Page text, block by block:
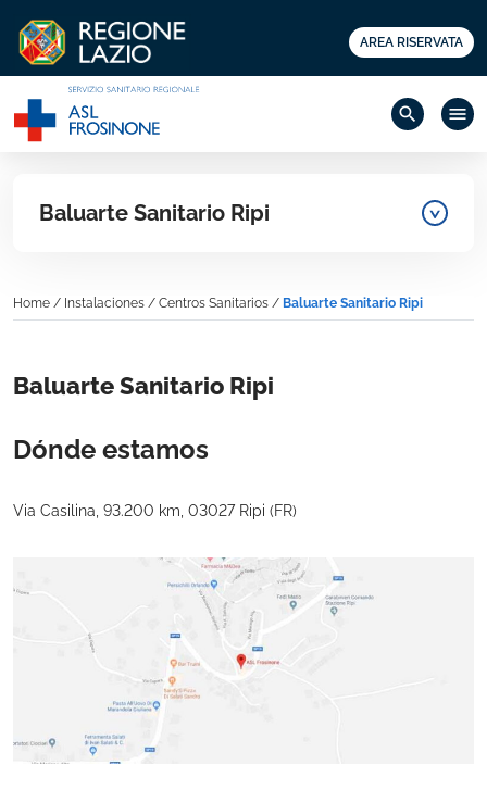
AREA RISERVATA
search menu
Baluarte Sanitario Ripi
Home / Instalaciones / Centros Sanitarios / Baluarte Sanitario Ripi
Baluarte Sanitario Ripi
Dónde estamos
Via Casilina, 93.200 km, 03027 Ripi (FR)